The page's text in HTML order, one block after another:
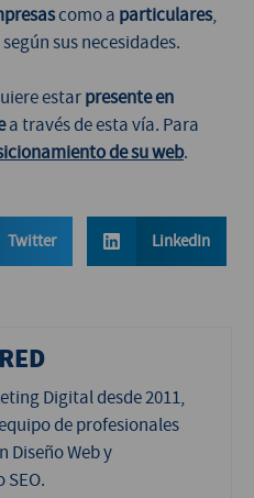
como a particulares,
sus necesidades.
estarpresente en
a través de esta vía. Para
de su web.
Twitter LinkedIn
Digital desde 2011,
de profesionales
Diseño Web y